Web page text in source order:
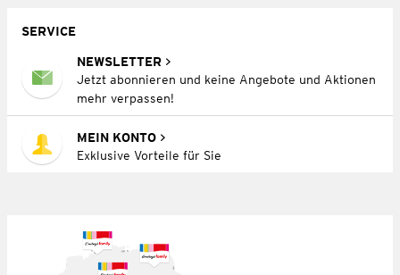
SERVICE
NEWSLETTER
Jetzt abonnieren und keine Angebote und Aktionen
mehr verpassen!
MEIN KONTO
Exklusive Vorteile für Sie